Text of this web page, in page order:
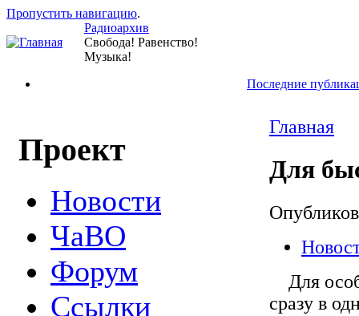
Пропустить навигацию.
Радиоархив
Свобода! Равенство!
Музыка!
Последние
Проект
Новости
ЧаВО
Форум
Ссылки
Главная
Для
Для
сразу в